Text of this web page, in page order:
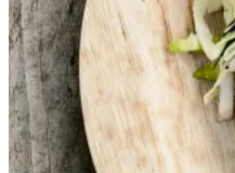
Gem opskrift
Aftensmad
Forårsmad